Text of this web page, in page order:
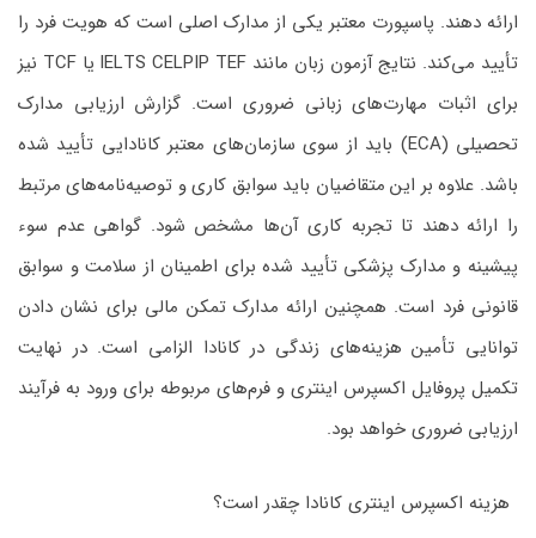
ارائه دهند. پاسپورت معتبر یکی از مدارک اصلی است که هویت فرد را
تأیید می‌کند. نتایج آزمون زبان مانند IELTS CELPIP TEF یا TCF نیز
برای اثبات مهارت‌های زبانی ضروری است. گزارش ارزیابی مدارک
تحصیلی (ECA) باید از سوی سازمان‌های معتبر کانادایی تأیید شده
باشد. علاوه بر این متقاضیان باید سوابق کاری و توصیه‌نامه‌های مرتبط
را ارائه دهند تا تجربه کاری آن‌ها مشخص شود. گواهی عدم سوء
پیشینه و مدارک پزشکی تأیید شده برای اطمینان از سلامت و سوابق
قانونی فرد است. همچنین ارائه مدارک تمکن مالی برای نشان دادن
توانایی تأمین هزینه‌های زندگی در کانادا الزامی است. در نهایت
تکمیل پروفایل اکسپرس اینتری و فرم‌های مربوطه برای ورود به فرآیند
ارزیابی ضروری خواهد بود.
هزینه اکسپرس اینتری کانادا چقدر است؟